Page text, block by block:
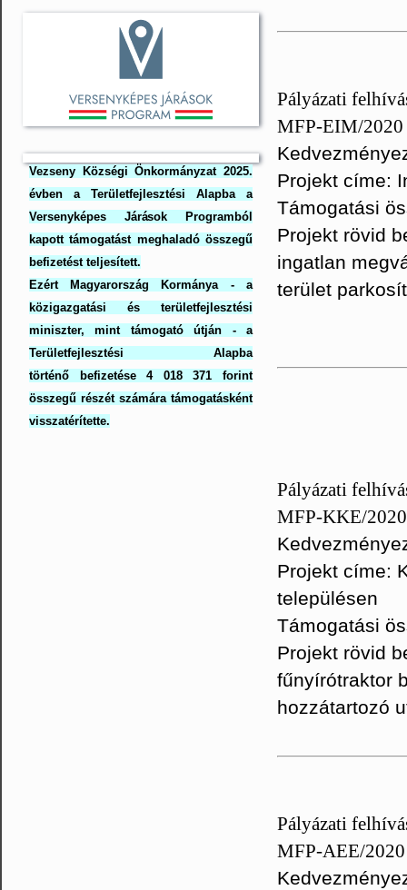
Vezseny Községi Önkormányzat 2025.
évben a Területfejlesztési Alapba a
Versenyképes Járások Programból
kapott támogatást meghaladó összegű
befizetést teljesített.
Ezért Magyarország Kormánya - a
közigazgatási és területfejlesztési
miniszter, mint támogató útján - a
Területfejlesztési Alapba
történő befizetése 4 018 371 forint
összegű részét számára támogatásként
visszatérítette.
Pályázati
MFP-EIM/2020
Projekt címe:
Támogatási
Projekt rövid
ingatlan
terület
Pályázati
MFP-KKE/2020
Projekt címe:
településen
Támogatási
Projekt rövid
fűnyírótraktor
hozzátartozó
Pályázati
MFP-AEE/2020